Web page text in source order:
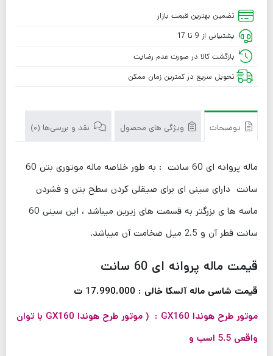
تضمین بهترین قیمت بازار
پشتیبانی از 9 تا 17
بازگشت کالا در صورت عدم رضایت
تحویل سریع در کمترین زمان ممکن
توضیحات ویژگی های محصول نقد و بررسی‌ها (0)
ماله پروانه ای 60 سانت : به طور خلاصه ماله موتوری بتن 60
سانت دارای سینی ای برای صیقلی کردن سطح بتن و فشردن
ماسه ها ی بزرگتر به قسمت های زیرین میباشد ، این سینی 60
سانت قطر آن و 2.5 میل ضخامت آن میباشد.
قیمت ماله پروانه ای 60 سانت
قیمت شاسی ماله آلسکا خالی : 17.990.000 ت
موتور طرح هوندا GX160 : ( موتور طرح هوندا GX160 با توان
واقعی 5.5 اسب و